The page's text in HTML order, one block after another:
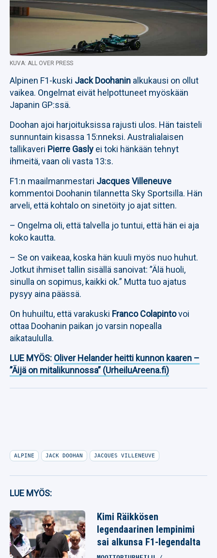
KUVA: ALL OVER PRESS
Alpinen F1-kuski Jack Doohanin alkukausi on ollut
vaikea. Ongelmat eivät helpottuneet myöskään
Japanin GP:ssä.
Doohan ajoi harjoituksissa rajusti ulos. Hän taisteli
sunnuntain kisassa 15:nneksi. Australialaisen
tallikaveri Pierre Gasly ei toki hänkään tehnyt
ihmeitä, vaan oli vasta 13:s.
F1:n maailmanmestari Jacques Villeneuve
kommentoi Doohanin tilannetta Sky Sportsilla. Hän
arveli, että kohtalo on sinetöity jo ajat sitten.
– Ongelma oli, että talvella jo tuntui, että hän ei aja
koko kautta.
– Se on vaikeaa, koska hän kuuli myös nuo huhut.
Jotkut ihmiset tallin sisällä sanoivat: ”Älä huoli,
sinulla on sopimus, kaikki ok.” Mutta tuo ajatus
pysyy aina päässä.
On huhuiltu, että varakuski Franco Colapintovoi
ottaa Doohanin paikan jo varsin nopealla
aikataululla.
LUE MYÖS: Oliver Helander heitti kunnon kaaren –
”Äijä on mitalikunnossa” (UrheiluAreena.fi)
ALPINE JACK DOOHAN JACQUES VILLENEUVE
LUE MYÖS:
Kimi Räikkösen
legendaarinen lempinimi
sai alkunsa F1-legendalta